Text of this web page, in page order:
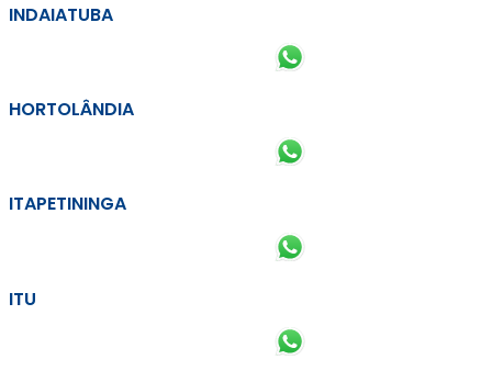
INDAIATUBA
HORTOLÂNDIA
ITAPETININGA
ITU